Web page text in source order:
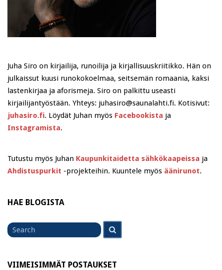
Juha Siro on kirjailija, runoilija ja kirjallisuuskriitikko. Hän on
julkaissut kuusi runokokoelmaa, seitsemän romaania, kaksi
lastenkirjaa ja aforismeja. Siro on palkittu useasti
kirjailijantyöstään. Yhteys: juhasiro@saunalahti.fi. Kotisivut:
juhasiro.fi. Löydät Juhan myös Facebookista ja
Instagramista.
Tutustu myös Juhan Kaupunkitaidetta sähkökaapeissa ja
Ahdistuspurkit -projekteihin. Kuuntele myös äänirunot.
HAE BLOGISTA
Search
for
VIIMEISIMMÄT POSTAUKSET